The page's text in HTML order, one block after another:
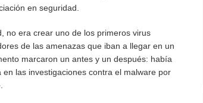
en seguridad.
no era crear uno de los primeros virus
de las amenazas que iban a llegar en un
marcaron un antes y un después: había
las investigaciones contra el malware por